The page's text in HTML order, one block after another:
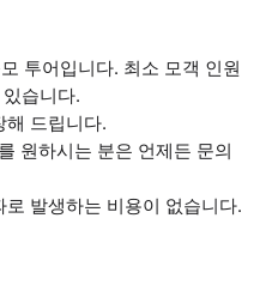
투어입니다. 최소 모객 인원
습니다.
해 드립니다.
원하시는 분은 언제든 문의
발생하는 비용이 없습니다.